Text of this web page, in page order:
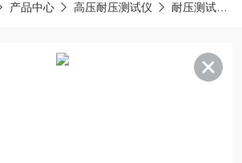
产品中心 高压耐压测试仪 耐压测试仪